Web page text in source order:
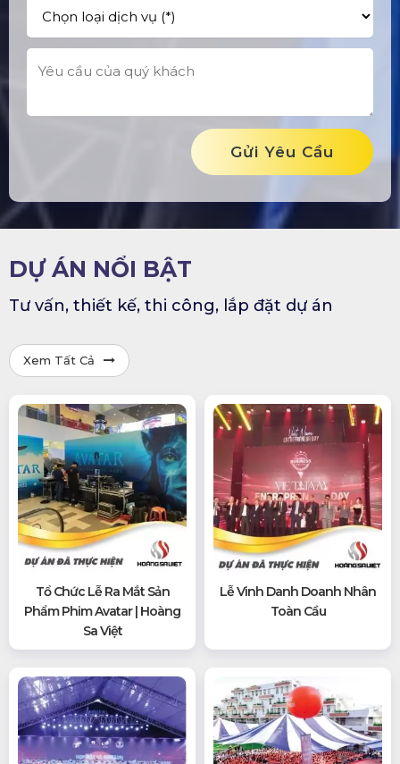
Gửi Yêu Cầu
DỰ ÁN NỔI BẬT
Tư vấn, thiết kế, thi công, lắp đặt dự án
Xem Tất Cả
Tổ Chức Lễ Ra Mắt Sản
Phẩm Phim Avatar | Hoàng
Sa Việt
Lễ Vinh Danh Doanh Nhân
Toàn Cầu